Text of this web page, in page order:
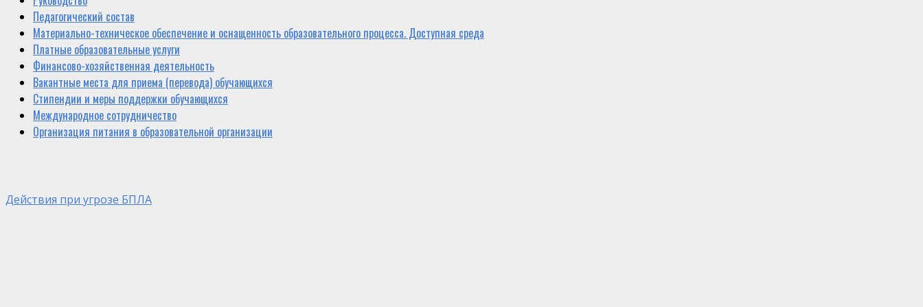
Педагогический состав
Материально-техническое обеспечение и оснащенность образовательного процесса. Доступная среда
Платные образовательные услуги
Финансово-хозяйственная деятельность
Вакантные места для приема (перевода) обучающихся
Стипендии и меры поддержки обучающихся
Международное сотрудничество
Организация питания в образовательной организации
Действия при угрозе БПЛА